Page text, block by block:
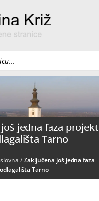
jedna faza
Tarno
/Zaključena još jedna faza
Tarno